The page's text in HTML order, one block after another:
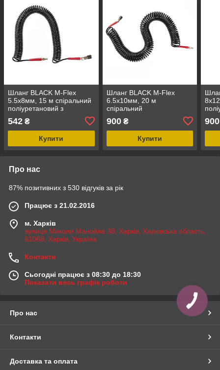
Шланг BLACK M-Flex
5.5х8мм, 15 м спіральний
поліуретановий з
STORM INTERTOOL PT-
1791
542 ₴
Купити
Шланг BLACK M-Flex
6.5х10мм, 20 м
спіральний
поворотним шарніром,
STORM INTERTOOL PT-
900₴
Купити
900
Про нас
87% позитивних з 530 відгуків за рік
Працює з 21.02.2016
м. Харків
вулиця Миколи Манойла 38, Харків, Харківська область,
61068, Харків, Україна
Контакти
Сьогодні працює з 08:30 до 18:30
Показати весь графік роботи
Про нас
Контакти
Доставка та оплата
КНОПКА
ЗВ'ЯЗКУ